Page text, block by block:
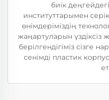
биік
институттарымен
өнімдеріміздің
жаңартуларын үздіксіз
берілгендігіміз сізге
сенімді пластик